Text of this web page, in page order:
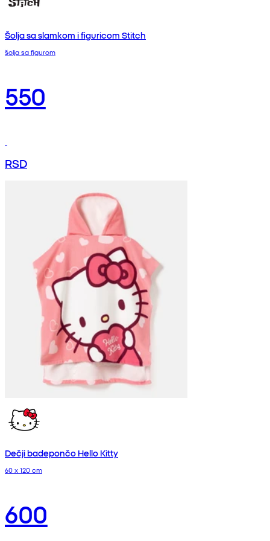
Šolja sa slamkom i figuricom Stitch
šolja sa figurom
550
RSD
Dečji badepončo Hello Kitty
60 x 120 cm
600